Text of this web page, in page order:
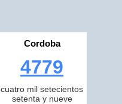
Cordoba
4779
cuatro mil setecientos
setenta y nueve